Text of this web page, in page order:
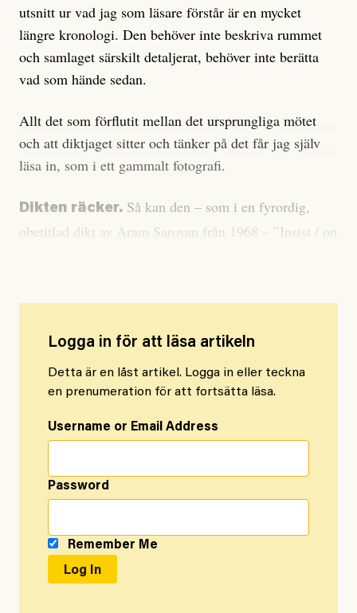
utsnitt ur vad jag som läsare förstår är en mycket
längre kronologi. Den behöver inte beskriva rummet
och samlaget särskilt detaljerat, behöver inte berätta
vad som hände sedan.
Allt det som förflutit mellan det ursprungliga mötet
och att diktjaget sitter och tänker på det får jag själv
läsa in, som i ett gammalt fotografi.
Dikten räcker. Så kan den – som i en fyrordig,
obetitlad dikt av Aram Saroyan från 1968 – ”Insist / on
Logga in för att läsa artikeln
Detta är en låst artikel. Logga in eller teckna
en prenumeration för att fortsätta läsa.
Username or Email Address
Password
Remember Me